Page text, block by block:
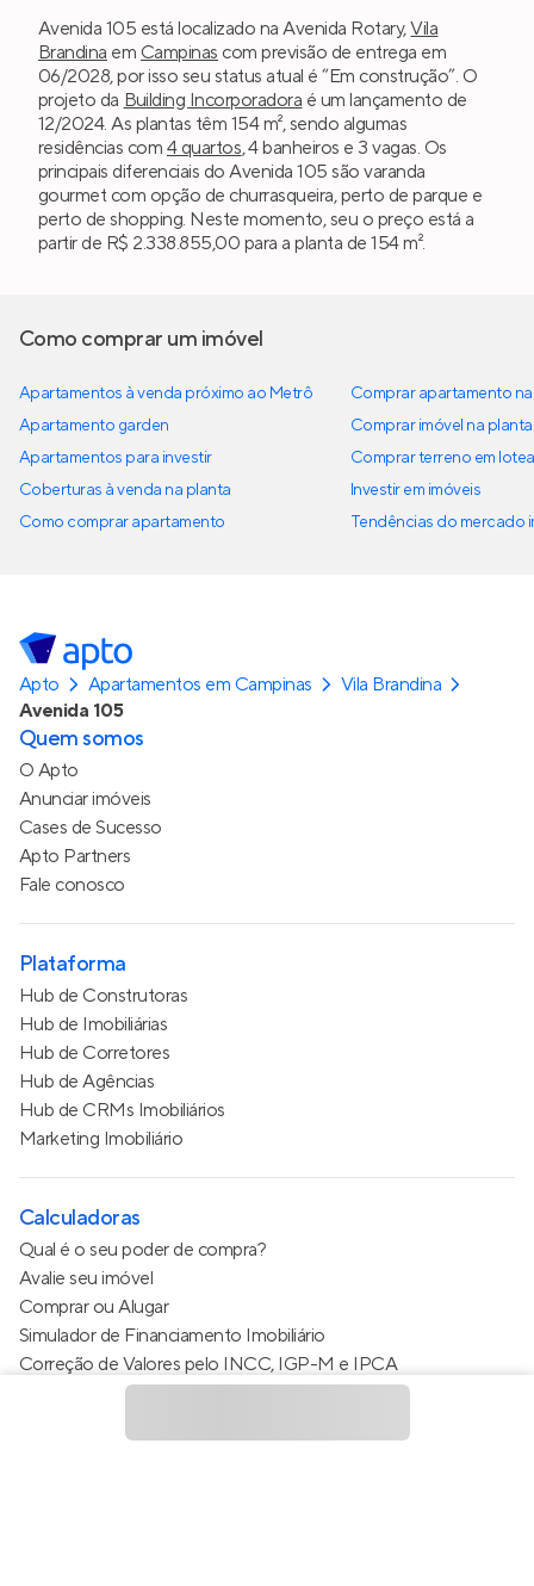
Avenida 105 está localizado na Avenida Rotary,Vila
Brandina em Campinas com previsão de entrega em
06/2028, por isso seu status atual é “Em construção”. O
projeto da Building Incorporadora é um lançamento de
12/2024. As plantas têm 154 m², sendo algumas
residências com 4 quartos, 4 banheiros e 3 vagas. Os
principais diferenciais do Avenida 105 são varanda
gourmet com opção de churrasqueira, perto de parque e
perto de shopping. Neste momento, seu o preço está a
partir de R$ 2.338.855,00 para a planta de 154 m².
Como comprar um imóvel
Apartamentos à venda próximo ao Metrô
Apartamento garden
Apartamentos para investir
Coberturas à venda na planta
Como comprar apartamento
Comprar apartamento
Comprar imóvel na planta
Comprar terreno em
Investir em imóveis
Tendências do mercado
Apto Apartamentos em Campinas
Vila Brandina
Avenida 105
Quem somos
O Apto
Anunciar imóveis
Cases de Sucesso
Apto Partners
Fale conosco
Plataforma
Hub de Construtoras
Hub de Imobiliárias
Hub de Corretores
Hub de Agências
Hub de CRMs Imobiliários
Marketing Imobiliário
Calculadoras
Qual é o seu poder de compra?
Avalie seu imóvel
Comprar ou Alugar
Simulador de Financiamento Imobiliário
Correção de Valores pelo INCC, IGP-M e IPCA
Estimativa de valor do condomínio